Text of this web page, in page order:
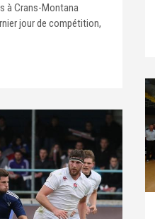
à Crans-Montana
jour de compétition,